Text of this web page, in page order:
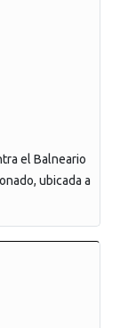
el Balneario
ubicada a